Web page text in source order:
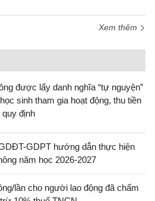
Xem thêm
được lấy danh nghĩa “tự nguyện”
sinh tham gia hoạt động, thu tiền
quy định
GDPT hướng dẫn thực hiện
năm học 2026-2027
lần cho người lao động đã chấm